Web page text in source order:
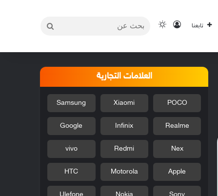
تابعنا تسجيل الدخول
الوضع المظلم
العلامات التجارية
POCO
Xiaomi
Samsung
Realme
Infinix
Google
Nex
Redmi
vivo
Apple
Motorola
HTC